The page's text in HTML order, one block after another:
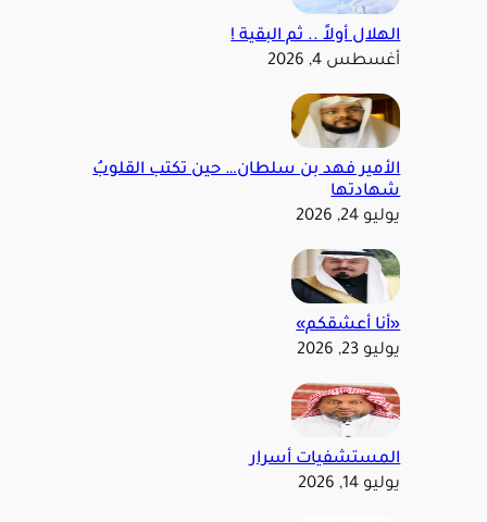
الهلال أولاً .. ثم البقية !
أغسطس 4, 2026
الأمير فهد بن سلطان… حين تكتب القلوبُ
شهادتها
يوليو 24, 2026
«أنا أعشقكم»
يوليو 23, 2026
المستشفيات أسرار
يوليو 14, 2026